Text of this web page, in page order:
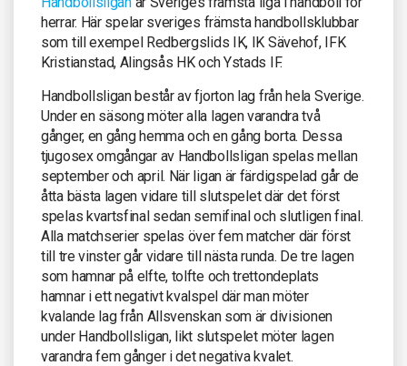
herrar. Här spelar sveriges främsta handbollsklubbar
som till exempel Redbergslids IK, IK Sävehof, IFK
Kristianstad, Alingsås HK och Ystads IF.
Handbollsligan består av fjorton lag från hela Sverige.
Under en säsong möter alla lagen varandra två
gånger, en gång hemma och en gång borta. Dessa
tjugosex omgångar av Handbollsligan spelas mellan
september och april. När ligan är färdigspelad går de
åtta bästa lagen vidare till slutspelet där det först
spelas kvartsfinal sedan semifinal och slutligen final.
Alla matchserier spelas över fem matcher där först
till tre vinster går vidare till nästa runda. De tre lagen
som hamnar på elfte, tolfte och trettondeplats
hamnar i ett negativt kvalspel där man möter
kvalande lag från Allsvenskan som är divisionen
under Handbollsligan, likt slutspelet möter lagen
varandra fem gånger i det negativa kvalet.